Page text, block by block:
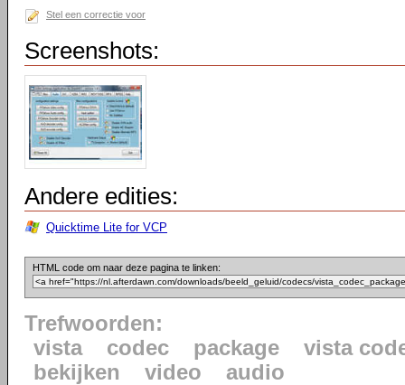
Stel een correctie voor
Screenshots:
Andere edities:
Quicktime Lite for VCP
HTML code om naar deze pagina te linken:
Trefwoorden:
vista
codec package
vista
bekijken
video audio